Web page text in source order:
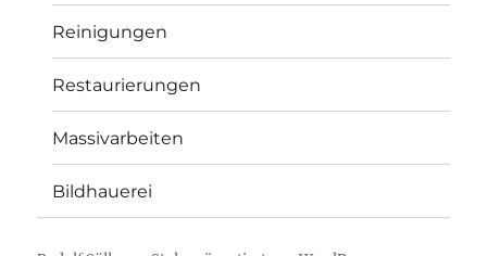
Reinigungen
Restaurierungen
Massivarbeiten
Bildhauerei